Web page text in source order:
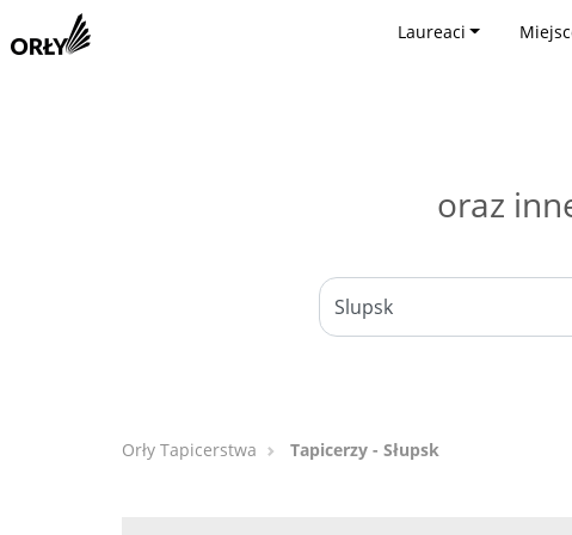
Laureaci
oraz
Orły Tapicerstwa Tapicerzy - Słupsk